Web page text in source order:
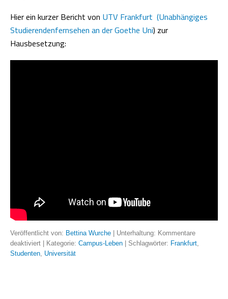
Hier ein kurzer Bericht von UTV Frankfurt (Unabhängiges
Studierendenfernsehen an der Goethe Uni) zur
Hausbesetzung:
Veröffentlicht von: Bettina Wurche | Unterhaltung: Kommentare
deaktiviert
| Kategorie: Campus-Leben | Schlagwörter: Frankfurt,
Studenten, Universität